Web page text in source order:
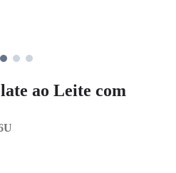
ao Leite com